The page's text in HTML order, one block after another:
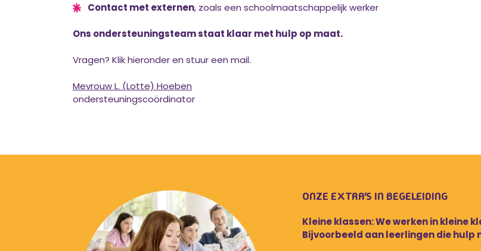
Contact met externen, zoals een schoolmaatschappelijk werker
Ons ondersteuningsteam staat klaar met hulp op maat.
Vragen? Klik hieronder en stuur een mail.
Mevrouw L. (Lotte) Hoeben
ondersteuningscoördinator
ONZE EXTRA'S IN BEGELEIDING
Kleine klassen: We werken in kleine
Bijvoorbeeld aan leerlingen die hulp